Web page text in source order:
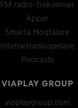
FM radio-frekvenser
Appar
Smarta Högtalare
Internetradiospelare
Podcasts
VIAPLAY GROUP
viaplaygroup.com